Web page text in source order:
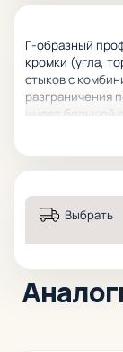
Г-образный
кромки (угла,
стыков с
разграничения
имеет большой
Выбрать